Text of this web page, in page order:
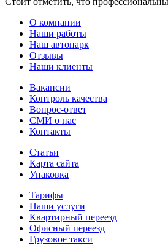
О компании
Наши работы
Наш автопарк
Отзывы
Наши клиенты
Вакансии
Контроль качества
Вопрос-ответ
СМИ о нас
Контакты
Статьи
Карта сайта
Упаковка
Тарифы
Наши услуги
Квартирный переезд
Офисный переезд
Грузовое такси